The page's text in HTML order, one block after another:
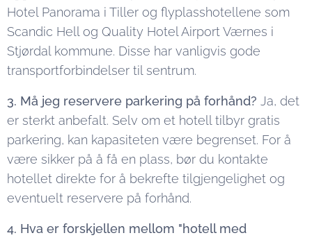
Hotel Panorama i Tiller og flyplasshotellene som
Scandic Hell og Quality Hotel Airport Værnes i
Stjørdal kommune. Disse har vanligvis gode
transportforbindelser til sentrum.
3. Må jeg reservere parkering på forhånd? Ja, det
er sterkt anbefalt. Selv om et hotell tilbyr gratis
parkering, kan kapasiteten være begrenset. For å
være sikker på å få en plass, bør du kontakte
hotellet direkte for å bekrefte tilgjengelighet og
eventuelt reservere på forhånd.
4. Hva er forskjellen mellom "hotell med